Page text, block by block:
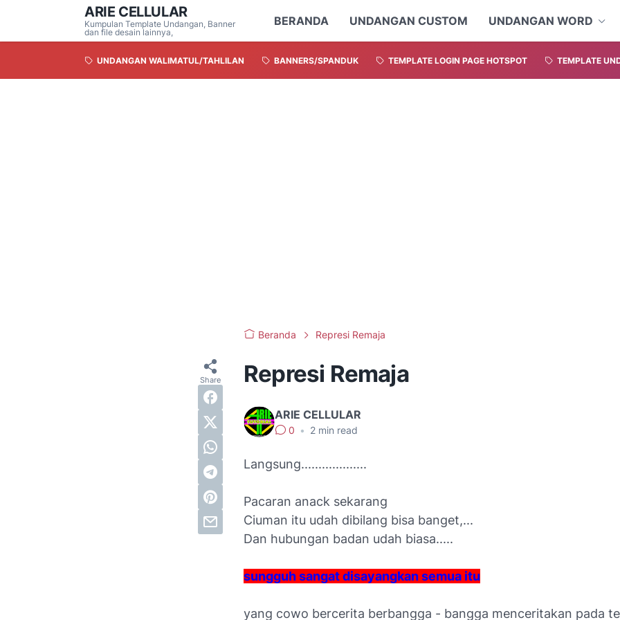
ARIE CELLULAR
Kumpulan Template Undangan, Banner
dan file desain lainnya,
BERANDA UNDANGAN CUSTOM UNDANGAN WORD
UNDANGAN WALIMATUL/TAHLILAN BANNERS/SPANDUK TEMPLATE LOGIN PAGE HOTSPOT TEMPLATE
Beranda Represi Remaja
Represi Remaja
ARIE CELLULAR
0 • 2 min read
Langsung...................
Pacaran anack sekarang
Ciuman itu udah dibilang bisa banget,...
Dan hubungan badan udah biasa.....
sungguh sangat disayangkan semua itu
yang cowo bercerita berbangga - bangga menceritakan pada